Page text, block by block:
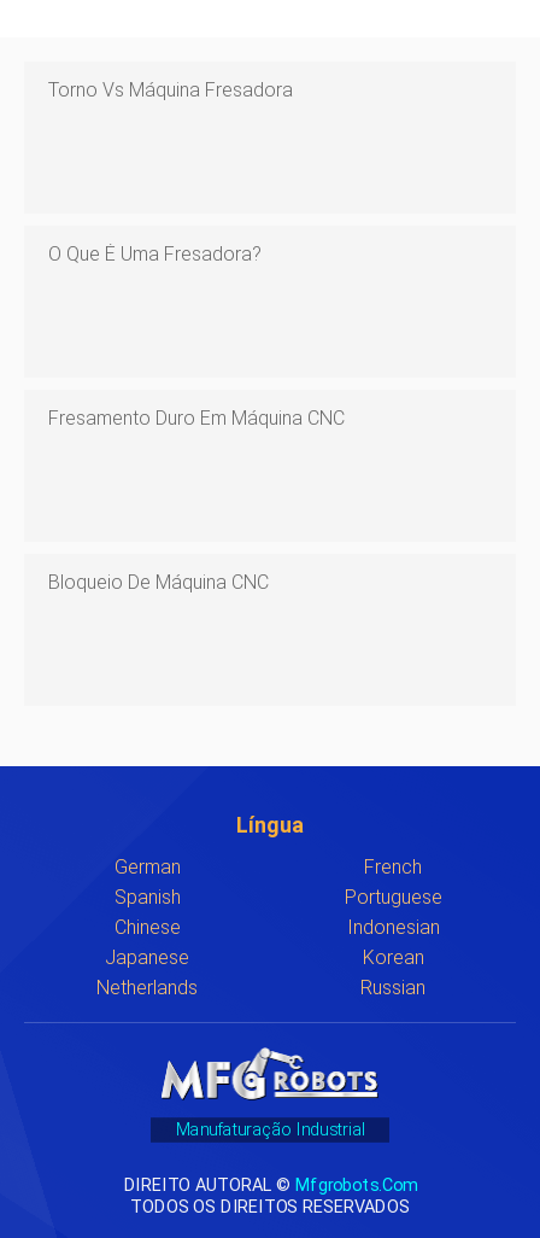
Torno Vs Máquina Fresadora
O Que É Uma Fresadora?
Fresamento Duro Em Máquina CNC
Bloqueio De Máquina CNC
Língua
German
French
Spanish
Portuguese
Chinese
Indonesian
Japanese
Korean
Netherlands
Russian
Manufaturação Industrial
DIREITO AUTORAL © Mfgrobots.com
TODOS OS DIREITOS RESERVADOS